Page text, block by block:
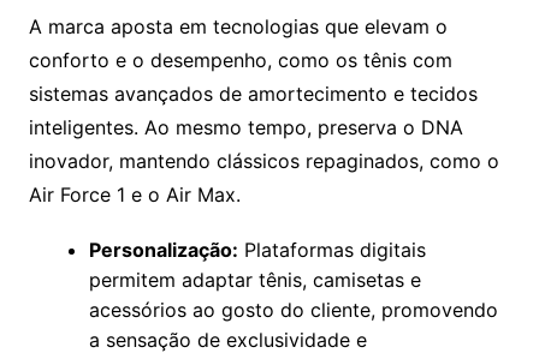
A marca aposta em tecnologias que elevam o
conforto e o desempenho, como os tênis com
sistemas avançados de amortecimento e tecidos
inteligentes. Ao mesmo tempo, preserva o DNA
inovador, mantendo clássicos repaginados, como o
Air Force 1 e o Air Max.
Personalização: Plataformas digitais
permitem adaptar tênis, camisetas e
acessórios ao gosto do cliente, promovendo
a sensação de exclusividade e